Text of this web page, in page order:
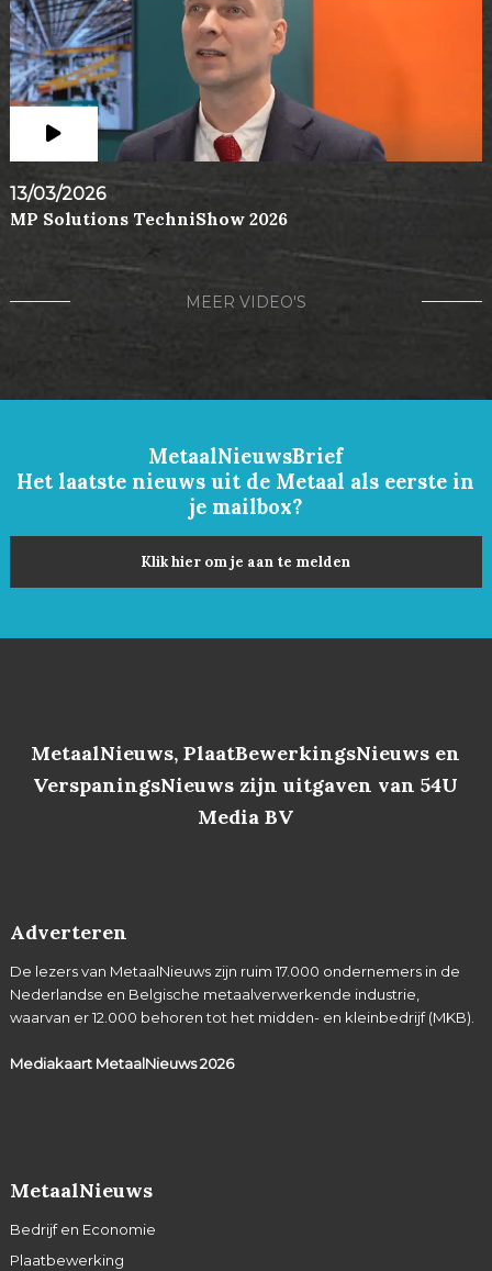
13/03/2026
MP Solutions TechniShow 2026
MEER VIDEO'S
MetaalNieuwsBrief
Het laatste nieuws uit de Metaal als eerste in
je mailbox?
Klik hier om je aan te melden
MetaalNieuws, PlaatBewerkingsNieuws en
VerspaningsNieuws zijn uitgaven van 54U
Media BV
Adverteren
De lezers van MetaalNieuws zijn ruim 17.000 ondernemers in de
Nederlandse en Belgische metaalverwerkende industrie,
waarvan er 12.000 behoren tot het midden- en kleinbedrijf (MKB).
Mediakaart MetaalNieuws2026
MetaalNieuws
Bedrijf en Economie
Plaatbewerking